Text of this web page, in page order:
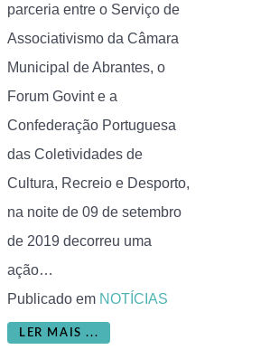
parceria entre o Serviço de
Associativismo da Câmara
Municipal de Abrantes, o
Forum Govint e a
Confederação Portuguesa
das Coletividades de
Cultura, Recreio e Desporto,
na noite de 09 de setembro
de 2019 decorreu uma
ação…
Publicado em NOTÍCIAS
LER MAIS ...